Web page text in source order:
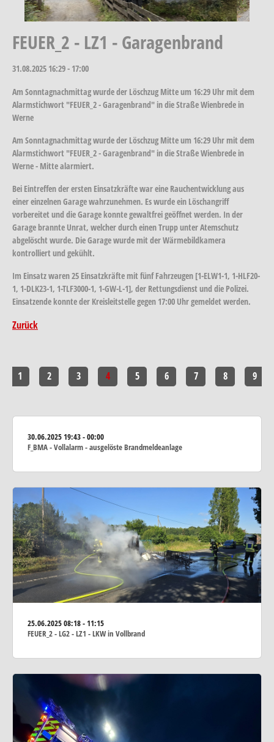
FEUER_2 - LZ1 - Garagenbrand
31.08.2025 16:29 - 17:00
Am Sonntagnachmittag wurde der Löschzug Mitte um 16:29 Uhr mit dem
Alarmstichwort "FEUER_2 - Garagenbrand" in die Straße Wienbrede in
Werne
Am Sonntagnachmittag wurde der Löschzug Mitte um 16:29 Uhr mit dem
Alarmstichwort "FEUER_2 - Garagenbrand" in die Straße Wienbrede in
Werne - Mitte alarmiert.
Bei Eintreffen der ersten Einsatzkräfte war eine Rauchentwicklung aus
einer einzelnen Garage wahrzunehmen. Es wurde ein Löschangriff
vorbereitet und die Garage konnte gewaltfrei geöffnet werden. In der
Garage brannte Unrat, welcher durch einen Trupp unter Atemschutz
abgelöscht wurde. Die Garage wurde mit der Wärmebildkamera
kontrolliert und gekühlt.
Im Einsatz waren 25 Einsatzkräfte mit fünf Fahrzeugen [1-ELW1-1, 1-HLF20-
1, 1-DLK23-1, 1-TLF3000-1, 1-GW-L-1], der Rettungsdienst und die Polizei.
Einsatzende konnte der Kreisleitstelle gegen 17:00 Uhr gemeldet werden.
Zurück
1 2 3 4 5 6 7 8 9
30.06.202519:43 - 00:00
F_BMA - Vollalarm - ausgelöste Brandmeldeanlage
25.06.202508:18 - 11:15
FEUER_2 - LG2 - LZ1 - LKW in Vollbrand